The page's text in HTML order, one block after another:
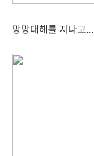
망망대해를 지나고...